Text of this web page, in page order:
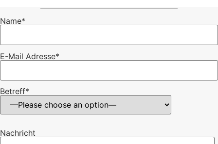
Name*
E-Mail Adresse*
Betreff*
Nachricht